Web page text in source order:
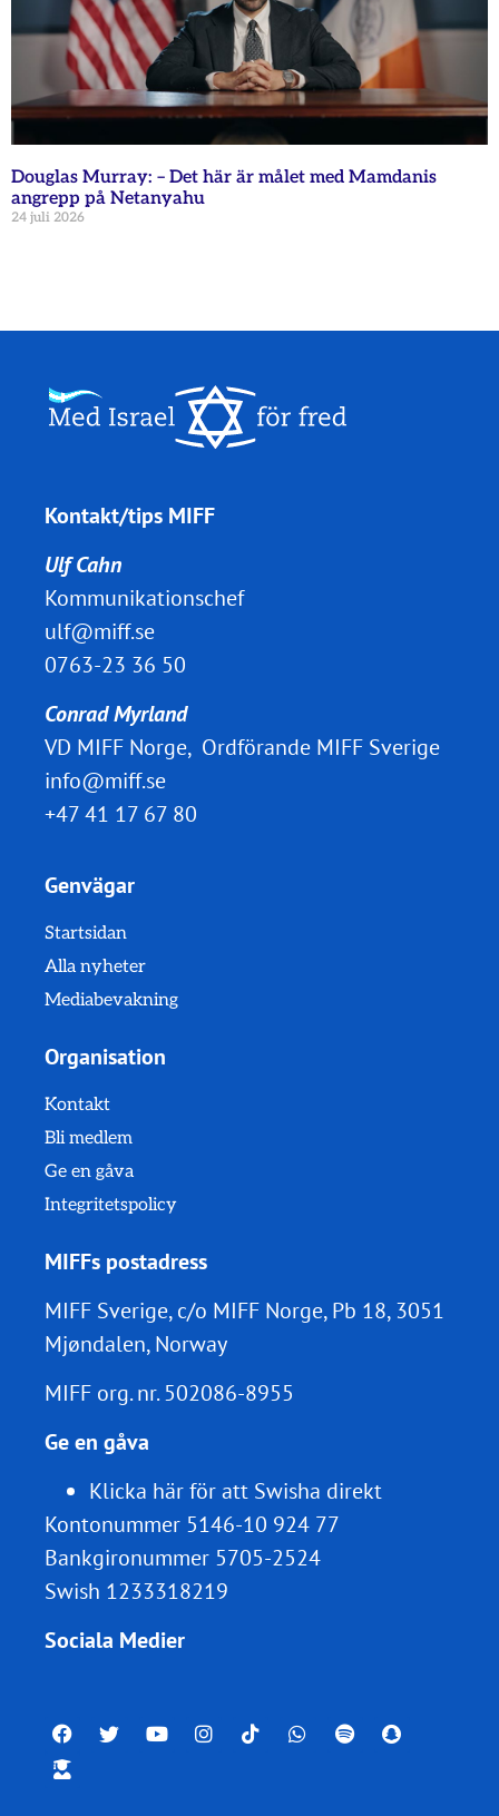
Douglas Murray: – Det här är målet med Mamdanis
angrepp på Netanyahu
24 juli 2026
Kontakt/tips MIFF
Ulf Cahn
Kommunikationschef
ulf@miff.se
0763-23 36 50
Conrad Myrland
VD MIFF Norge, Ordförande MIFF Sverige
info@miff.se
+47 41 17 67 80
Genvägar
Startsidan
Alla nyheter
Mediabevakning
Organisation
Kontakt
Bli medlem
Ge en gåva
Integritetspolicy
MIFFs postadress
MIFF Sverige, c/o MIFF Norge, Pb 18, 3051
Mjøndalen, Norway
MIFF org. nr.502086-8955
Ge en gåva
Klicka här för att Swisha direkt
Kontonummer 5146-10 924 77
Bankgironummer 5705-2524
Swish 1233318219
Sociala Medier